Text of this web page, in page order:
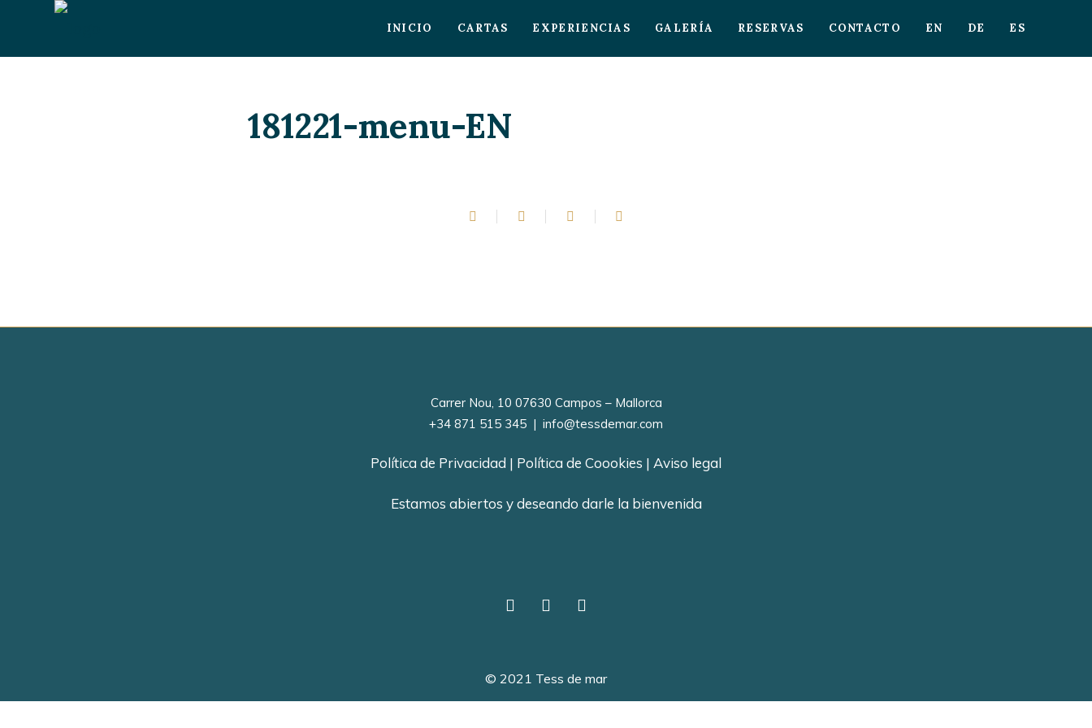
INICIO CARTAS EXPERIENCIAS GALERÍA RESERVAS CONTACTO EN DE ES
181221-menu-EN
Carrer Nou, 10 07630 Campos – Mallorca
+34 871 515 345 | info@tessdemar.com
Política de Privacidad | Política de Coookies | Aviso legal
Estamos abiertos y deseando darle la bienvenida
© 2021 Tess de mar